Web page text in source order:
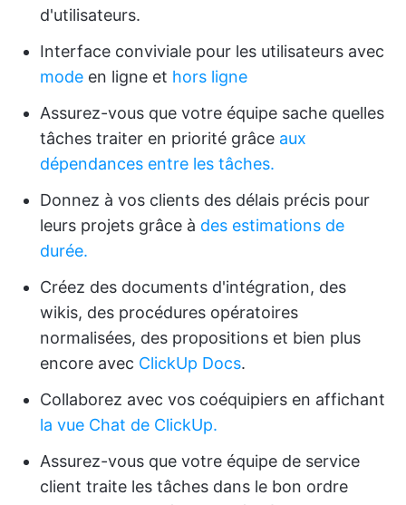
d'utilisateurs.
Interface conviviale pour les utilisateurs avec
mode en ligne et hors ligne
Assurez-vous que votre équipe sache quelles
tâches traiter en priorité grâce aux
dépendances entre les tâches.
Donnez à vos clients des délais précis pour
leurs projets grâce à des estimations de
durée.
Créez des documents d'intégration, des
wikis, des procédures opératoires
normalisées, des propositions et bien plus
encore avec ClickUp Docs.
Collaborez avec vos coéquipiers en affichant
la vue Chat de ClickUp.
Assurez-vous que votre équipe de service
client traite les tâches dans le bon ordre